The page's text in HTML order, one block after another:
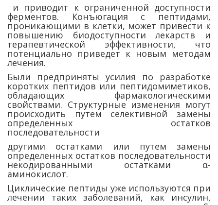
и приводит к ограниченной доступности
ферментов. Конъюгация с пептидами,
проникающими в клетки, может привести к
повышению биодоступности лекарств и
терапевтической эффективности, что
потенциально приведет к новым методам
лечения.
Были предприняты усилия по разработке
коротких пептидов или пептидомиметиков,
обладающих фармакологическими
свойствами. Структурные изменения могут
происходить путем селективной замены
определенных остатков
последовательности
другими остатками или путем замены
определенных остатков последовательности
некодированными остатками α-
аминокислот.
Циклические пептиды уже используются при
лечении таких заболеваний, как инсулин,